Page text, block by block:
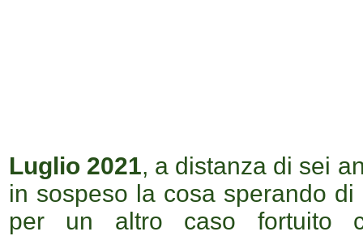
Luglio 2021, a distanza di sei
in sospeso la cosa sperando
per un altro caso fortuito